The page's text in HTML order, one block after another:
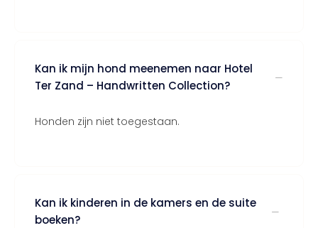
Kan ik mijn hond meenemen naar Hotel
Ter Zand – Handwritten Collection?
Honden zijn niet toegestaan.
Kan ik kinderen in de kamers en de suite
boeken?